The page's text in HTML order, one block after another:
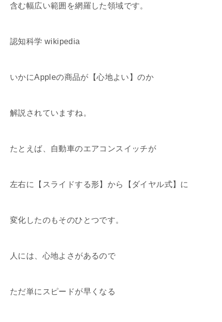
含む幅広い範囲を網羅した領域です。
認知科学 wikipedia
いかにAppleの商品が【心地よい】のか
解説されていますね。
たとえば、自動車のエアコンスイッチが
左右に【スライドする形】から【ダイヤル式】に
変化したのもそのひとつです。
人には、心地よさがあるので
ただ単にスピードが早くなる